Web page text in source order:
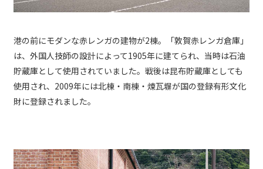
港の前にモダンな赤レンガの建物が2棟。「敦賀赤レンガ倉庫」
は、外国人技師の設計によって1905年に建てられ、当時は石油
貯蔵庫として使用されていました。戦後は昆布貯蔵庫としても
使用され、2009年には北棟・南棟・煉瓦塀が国の登録有形文化
財に登録されました。